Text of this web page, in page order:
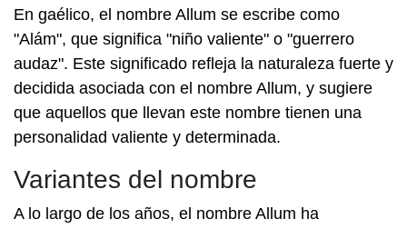
En gaélico, el nombre Allum se escribe como
"Alám", que significa "niño valiente" o "guerrero
audaz". Este significado refleja la naturaleza fuerte y
decidida asociada con el nombre Allum, y sugiere
que aquellos que llevan este nombre tienen una
personalidad valiente y determinada.
Variantes del nombre
A lo largo de los años, el nombre Allum ha